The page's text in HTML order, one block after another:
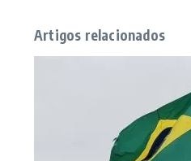
Artigos relacionados